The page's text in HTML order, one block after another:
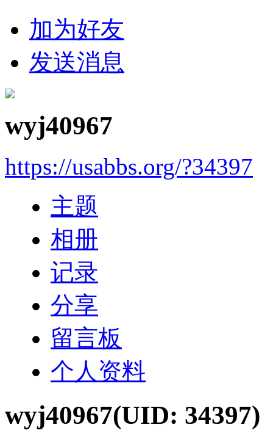
加为好友
发送消息
wyj40967
https://usabbs.org/?34397
主题
相册
记录
分享
留言板
个人资料
wyj40967(UID: 34397)